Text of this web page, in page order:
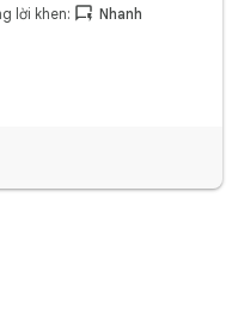
lời khen: Nhanh